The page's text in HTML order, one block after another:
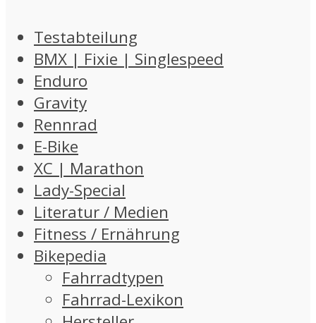
Testabteilung
BMX | Fixie | Singlespeed
Enduro
Gravity
Rennrad
E-Bike
XC | Marathon
Lady-Special
Literatur / Medien
Fitness / Ernährung
Bikepedia
Fahrradtypen
Fahrrad-Lexikon